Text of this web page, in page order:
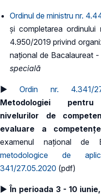
Ordinul de ministru nr.
și completarea ordinului
4.950/2019 privind
național de Bacalaureat
specială
►Ordin nr. 4.341/
Metodologiei pentru
nivelurilor de
evaluare a
examenul naţional de
metodologice de
341/27.05.2020 (pdf)
► În perioada 3 - 10